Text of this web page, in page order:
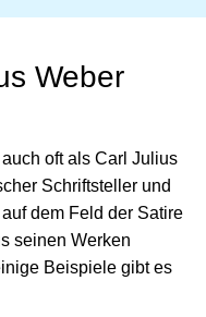
Weber
oft als Carl Julius
Schriftsteller und
dem Feld der Satire
seinen Werken
Beispiele gibt es